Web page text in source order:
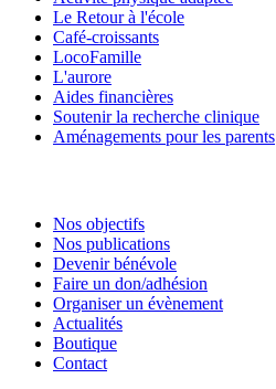
Le Retour à l'école
Café-croissants
LocoFamille
L'aurore
Aides financières
Soutenir la recherche clinique
Aménagements pour les parents
Nos objectifs
Nos publications
Devenir bénévole
Faire un don/adhésion
Organiser un évènement
Actualités
Boutique
Contact